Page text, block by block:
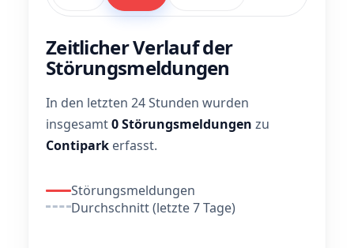
Zeitlicher Verlauf der
Störungsmeldungen
In den letzten 24 Stunden wurden
insgesamt0 Störungsmeldungen zu
Contipark erfasst.
Störungsmeldungen
Durchschnitt (letzte 7 Tage)